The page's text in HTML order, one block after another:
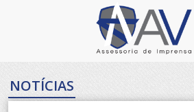
NOTÍCIAS